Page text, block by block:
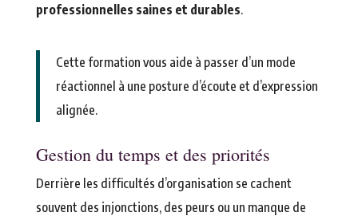
professionnelles saines et durables.
Cette formation vous aide à passer d’un mode
réactionnel à une posture d’écoute et d’expression
alignée.
Gestion du temps et des priorités
Derrière les difficultés d’organisation se cachent
souvent des injonctions, des peurs ou un manque de